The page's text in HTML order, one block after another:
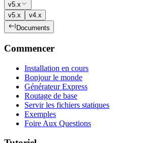
v5.x
v5.x
v4.x
Documents
Commencer
Installation en cours
Bonjour le monde
Générateur Express
Routage de base
Servir les fichiers statiques
Exemples
Foire Aux Questions